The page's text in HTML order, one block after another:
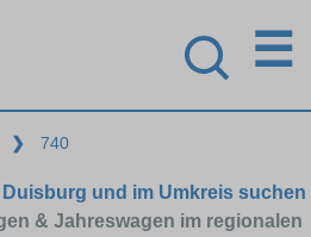
☰
❯ 740
und im Umkreis suchen
& Jahreswagen im regionalen